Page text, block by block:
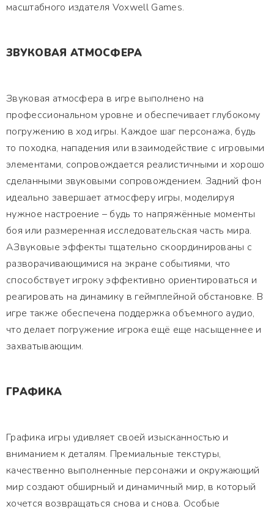
масштабного издателя Voxwell Games.
ЗВУКОВАЯ АТМОСФЕРА
Звуковая атмосфера в игре выполнено на
профессиональном уровне и обеспечивает глубокому
погружению в ход игры. Каждое шаг персонажа, будь
то походка, нападения или взаимодействие с игровыми
элементами, сопровождается реалистичными и хорошо
сделанными звуковыми сопровождением. Задний фон
идеально завершает атмосферу игры, моделируя
нужное настроение – будь то напряжённые моменты
боя или размеренная исследовательская часть мира.
АЗвуковые эффекты тщательно скоординированы с
разворачивающимися на экране событиями, что
способствует игроку эффективно ориентироваться и
реагировать на динамику в геймплейной обстановке. В
игре также обеспечена поддержка объемного аудио,
что делает погружение игрока ещё еще насыщеннее и
захватывающим.
ГРАФИКА
Графика игры удивляет своей изысканностью и
вниманием к деталям. Премиальные текстуры,
качественно выполненные персонажи и окружающий
мир создают обширный и динамичный мир, в который
хочется возвращаться снова и снова. Особые